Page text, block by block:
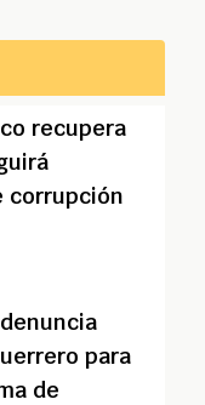
recupera
corrupción
para
de